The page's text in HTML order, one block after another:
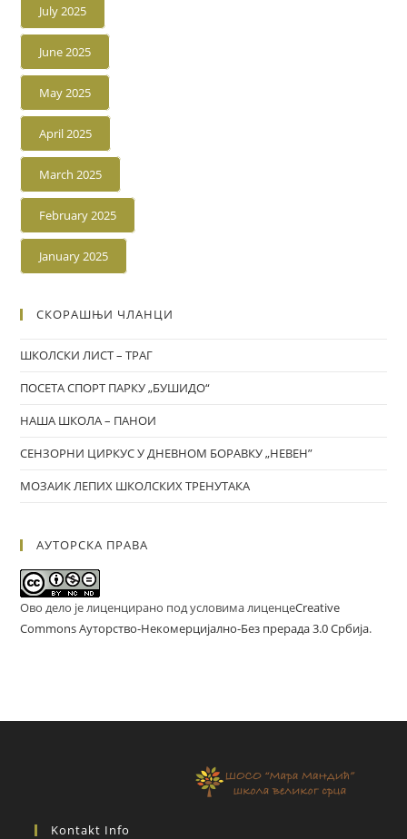
July 2025
June 2025
May 2025
April 2025
March 2025
February 2025
January 2025
СКОРАШЊИ ЧЛАНЦИ
ШКОЛСКИ ЛИСТ – ТРАГ
ПОСЕТА СПОРТ ПАРКУ „БУШИДО“
НАША ШКОЛА – ПАНОИ
СЕНЗОРНИ ЦИРКУС У ДНЕВНОМ БОРАВКУ „НЕВЕН”
МОЗАИК ЛЕПИХ ШКОЛСКИХ ТРЕНУТАКА
АУТОРСКА ПРАВА
Ово дело је лиценцирано под условима лиценцеCreative
Commons Ауторство-Некомерцијално-Без прерада 3.0 Србија.
Kontakt Info